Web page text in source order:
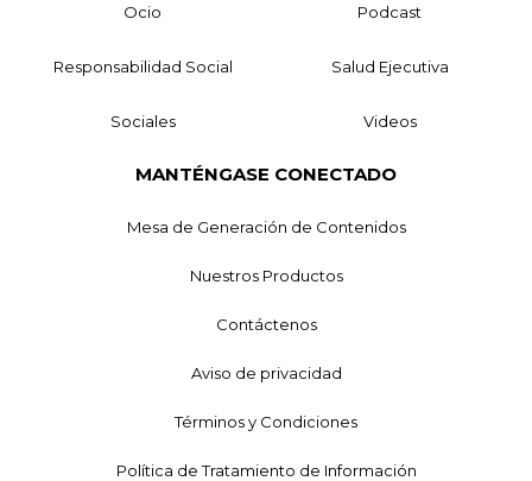
Ocio Podcast
Responsabilidad Social Salud Ejecutiva
Sociales Videos
MANTÉNGASE CONECTADO
Mesa de Generación de Contenidos
Nuestros Productos
Contáctenos
Aviso de privacidad
Términos y Condiciones
Política de Tratamiento de Información